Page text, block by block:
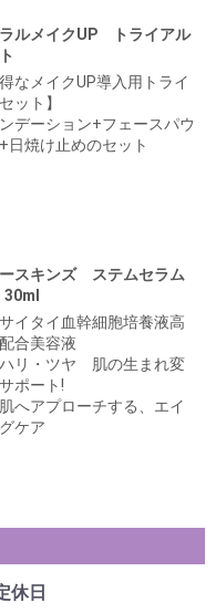
ラルメイクUP トライアル
得なメイクUP導入用トライ
ット】
デーション+フェースパウ
日焼け止めのセット
スキンズ ステムセラム
イタイ血幹細胞培養液高
合美容液
リ・ツヤ 肌の生まれ変
ポート!
へアプローチする、エイ
ケア
休日